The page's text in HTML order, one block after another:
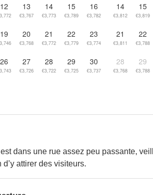
12 13
€3,767
14
€3,773
15
€3,789
16
€3,782
19 20
€3,768
21
€3,772
22
€3,779
23
€3,774
26 27
€3,726
28
€3,722
29
€3,725
30
€3,737
14
€3,812
15
€3,819
21
€3,811
22
€3,788
28
€3,768
29
€3,788
dans une rue assez peu passante,
attirer des visiteurs.